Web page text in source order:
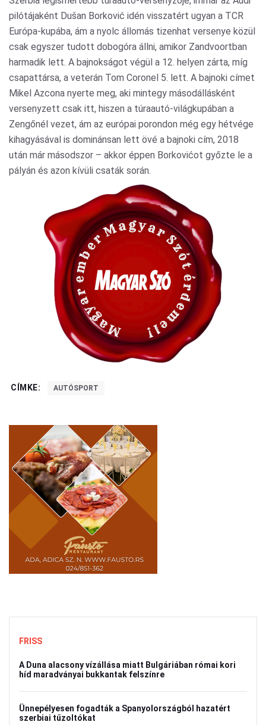
pilótájaként Dušan Borković idén visszatért ugyan a TCR
Európa-kupába, ám a nyolc állomás tizenhat versenye közül
csak egyszer tudott dobogóra állni, amikor Zandvoortban
harmadik lett. A bajnokságot végül a 12. helyen zárta, míg
csapattársa, a veterán Tom Coronel 5. lett. A bajnoki címet
Mikel Azcona nyerte meg, aki mintegy másodállásként
versenyzett csak itt, hiszen a túraautó-világkupában a
Zengőnél vezet, ám az európai porondon még egy hétvége
kihagyásával is dominánsan lett övé a bajnoki cím, 2018
után már másodszor – akkor éppen Borkovićot győzte le a
pályán és azon kívüli csaták során.
CÍMKE: AUTÓSPORT
FRISS
A Duna alacsony vízállása miatt Bulgáriában római kori
híd maradványai bukkantak felszínre
Ünnepélyesen fogadták a Spanyolországból hazatért
szerbiai tűzoltókat